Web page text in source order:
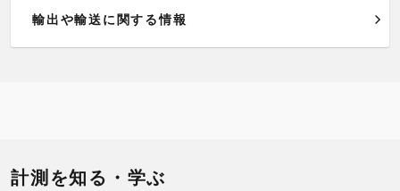
輸出や輸送に関する情報
計測を知る・学ぶ